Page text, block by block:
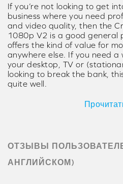
If you’re not looking to get
business where you need
and video quality, then the
1080p V2 is a good general
offers the kind of value for
anywhere else. If you need
your desktop, TV or
looking to break the bank,
quite well.
ОТЗЫВЫ
АНГЛИЙСКОМ)